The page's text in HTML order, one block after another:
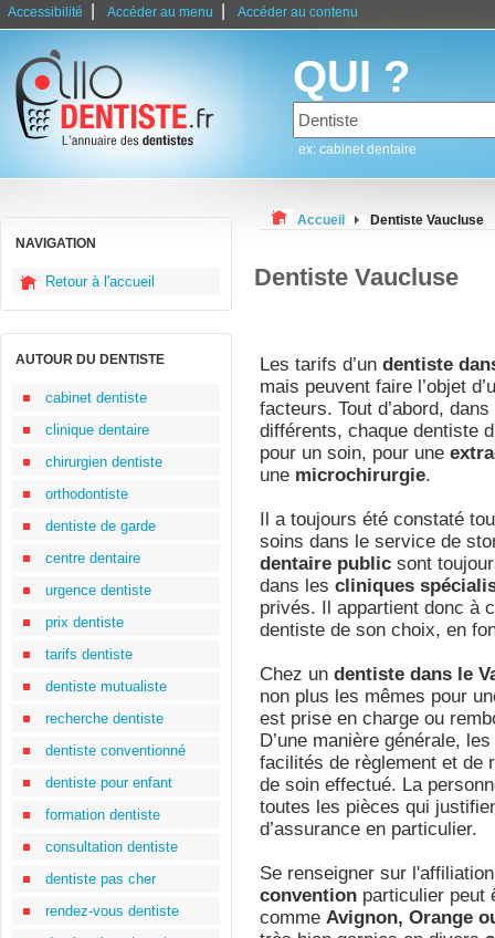
Accessibilité Accéder au menu Accéder au contenu
QUI ?
ex: cabinet dentaire
NAVIGATION
Retour à l'accueil
AUTOUR DU DENTISTE
cabinet dentiste
clinique dentaire
chirurgien dentiste
orthodontiste
dentiste de garde
centre dentaire
urgence dentiste
prix dentiste
tarifs dentiste
dentiste mutualiste
recherche dentiste
dentiste conventionné
dentiste pour enfant
formation dentiste
consultation dentiste
dentiste pas cher
rendez-vous dentiste
Accueil Dentiste Vaucluse
Dentiste Vaucluse
Les tarifs d’un dentiste
mais peuvent faire l’objet
facteurs. Tout d’abord,
différents, chaque dentiste
pour un soin, pour une
une microchirurgie.
Il a toujours été constaté
soins dans le service de
dentaire public sont
dans les cliniques
privés. Il appartient donc à
dentiste de son choix, en
Chez un dentiste dans le
non plus les mêmes pour
est prise en charge ou
D’une manière générale, les
facilités de règlement et de
de soin effectué. La
toutes les pièces qui
d’assurance en particulier.
Se renseigner sur
convention particulier peut
comme Avignon, Orange